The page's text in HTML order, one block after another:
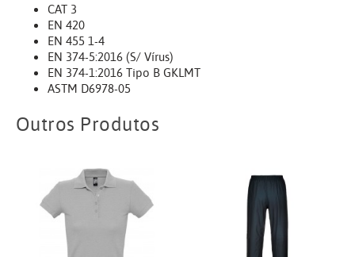
CAT 3
EN 420
EN 455 1-4
EN 374-5:2016 (S/ Vírus)
EN 374-1:2016 Tipo B GKLMT
ASTM D6978-05
Outros Produtos